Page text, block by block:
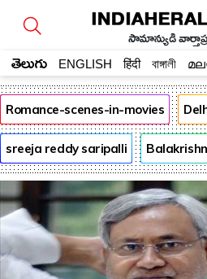
సామాన్యుడి
తెలుగు ENGLISH हिंदी বাঙ্গালী
Romance-scenes-in-movies
sreeja reddy saripalli